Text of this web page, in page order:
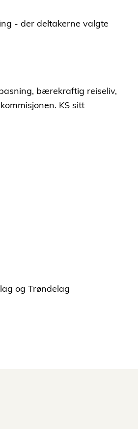
- der deltakerne valgte
bærekraftig reiseliv,
KS sitt
og Trøndelag